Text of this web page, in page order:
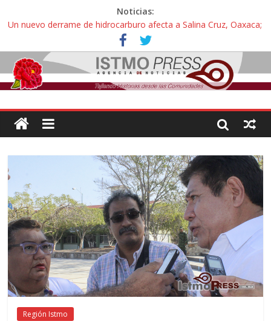
Noticias:
Un nuevo derrame de hidrocarburo afecta a Salina Cruz, Oaxaca;
ahora pescadores de Salinas del Marqués denuncian daños de
Pemex
Ángel, el joven autista expulsado por la Universidad Bienestar de
Ixtepec, Oaxaca vuelve a las aulas tras amparo
Familiares de periodista Alejandro Leyva se reúnen con titular de
intelectuales de su asesinato
Alertan pescadores de Juchitán, Oaxaca de nuevo despojo de su
Pescadores y comuneros ikoots detienen la extracción ilegal de
material pétreo de gravera Oyamel
Región Istmo